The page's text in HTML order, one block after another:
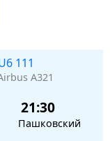
111
A321
21:30
Пашковский